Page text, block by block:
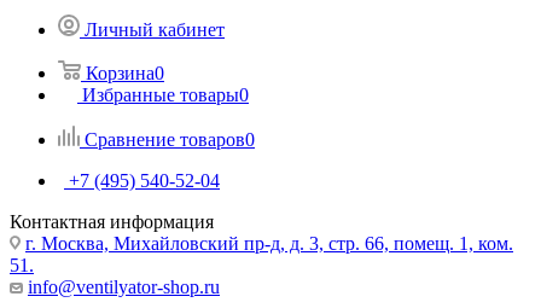
Личный кабинет
Корзина0
Избранные товары0
Сравнение товаров0
+7 (495) 540-52-04
Контактная информация
г. Москва, Михайловский пр-д, д. 3, cтр. 66, помещ. 1, ком.
51.
info@ventilyator-shop.ru